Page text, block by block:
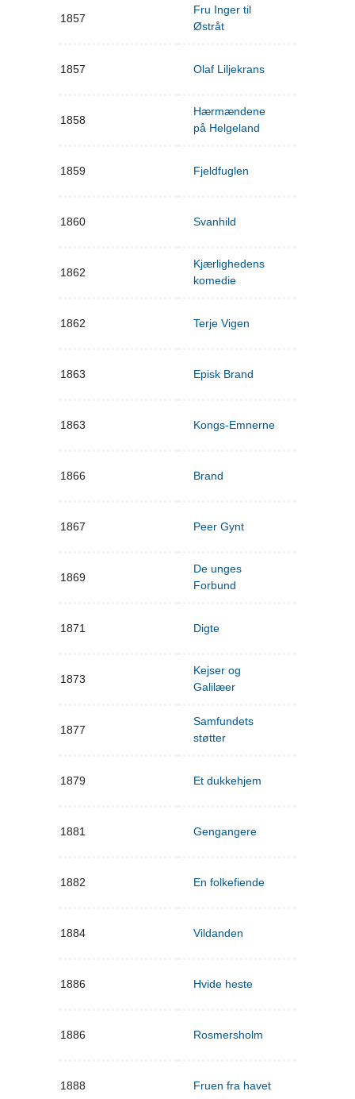
1857
Fru Inger til
Østråt
1857 Olaf Liljekrans
1858
Hærmændene
på Helgeland
1859 Fjeldfuglen
1860 Svanhild
1862
Kjærlighedens
komedie
1862 Terje Vigen
1863 Episk Brand
1863 Kongs-Emnerne
1866 Brand
1867 Peer Gynt
1869
De unges
Forbund
1871 Digte
1873
Kejser og
Galilæer
1877
Samfundets
støtter
1879 Et dukkehjem
1881 Gengangere
1882 En folkefiende
1884 Vildanden
1886 Hvide heste
1886 Rosmersholm
1888 Fruen fra havet